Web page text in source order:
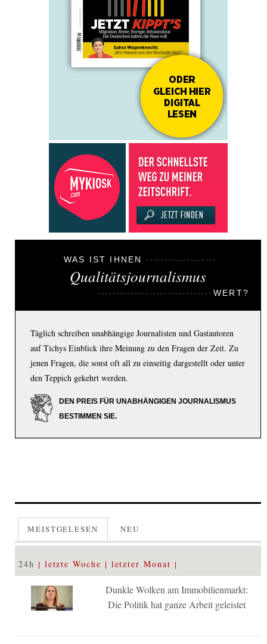
WAS IST IHNEN
Qualitätsjournalismus
WERT?
Täglich schreiben unabhängige Journalisten und Gastautoren
auf Tichys Einblick ihre Meinung zu den Fragen der Zeit. Zu
jenen Fragen, die sonst oft all zu einseitig dargestellt oder unter
den Teppich gekehrt werden.
DEN PREIS FÜR UNABHÄNGIGEN JOURNALISMUS
BESTIMMEN SIE.
MEISTGELESEN NEU
24h letzte Woche letzter Monat
Dunkle Wolken am Immobilienmarkt:
Die Politik hat ganze Arbeit geleistet